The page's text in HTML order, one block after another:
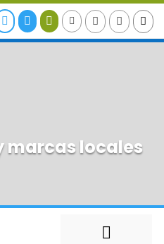
      
marcas locales
